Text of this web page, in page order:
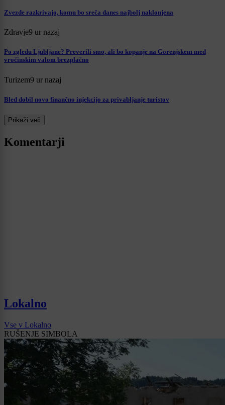
Zvezde razkrivajo, komu bo sreča danes najbolj naklonjena
Zdravje9 ur nazaj
Po zgledu Ljubljane? Preverili smo, ali bo kopanje na Gorenjskem med
vročinskim valom brezplačno
Turizem9 ur nazaj
Bled dobil novo finančno injekcijo za privabljanje turistov
Prikaži več
Komentarji
Lokalno
Vse v Lokalno
RUŠENJE SIMBOLA